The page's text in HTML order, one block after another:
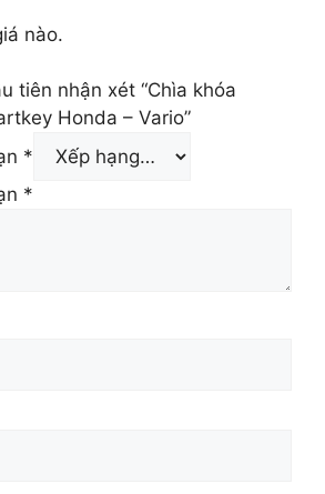
nào.
tiên nhận xét “Chìa khóa
Honda – Vario”
*
*